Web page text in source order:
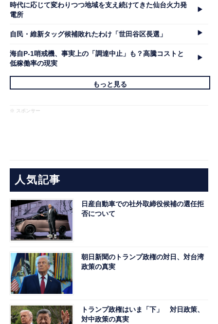
時代に応じて変わりつつ地域を支え続けてきた仙台火力発
電所
自民・維新タッグ候補敗れたわけ「世田谷区長選」
海自P-1哨戒機、事実上の「調達中止」も？高騰コストと
低稼働率の現実
もっと見る
※ スポンサー
人気記事
日産自動車での社外取締役候補の選任拒
否について
朝日新聞のトランプ政権の対日、対台湾
政策の真実
トランプ政権はいま「下」 対日政策、
対中政策の真実